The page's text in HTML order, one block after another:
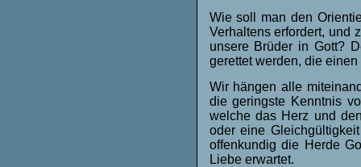
Wie soll man den
Verhaltens erfordert, und
unsere Brüder in Gott?
gerettet werden, die
Wir hängen alle
die geringste Kenntnis
welche das Herz und
oder eine
offenkundig die Herde
Liebe erwartet.